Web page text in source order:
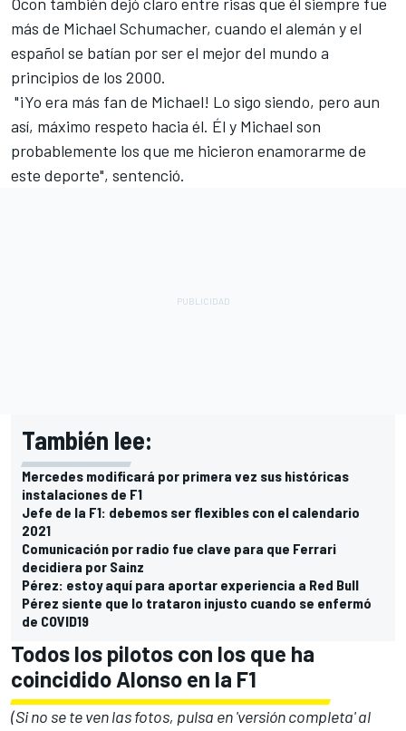
más de Michael Schumacher, cuando el alemán y el
español se batían por ser el mejor del mundo a
principios de los 2000.
"¡Yo era más fan de Michael! Lo sigo siendo, pero aun
así, máximo respeto hacia él. Él y Michael son
probablemente los que me hicieron enamorarme de
este deporte", sentenció.
También lee:
Mercedes modificará por primera vez sus históricas
instalaciones de F1
Jefe de la F1: debemos ser flexibles con el calendario
2021
Comunicación por radio fue clave para que Ferrari
decidiera por Sainz
Pérez: estoy aquí para aportar experiencia a Red Bull
Pérez siente que lo trataron injusto cuando se enfermó
de COVID19
Todos los pilotos con los que ha
coincidido Alonso en la F1
(Si no se te ven las fotos, pulsa en 'versión completa' al